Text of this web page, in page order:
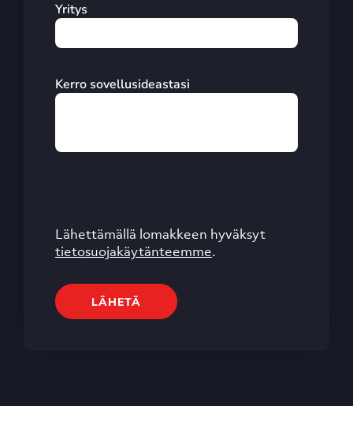
Yritys
Kerro sovellusideastasi
Lähettämällä lomakkeen hyväksyt
tietosuojakäytänteemme.